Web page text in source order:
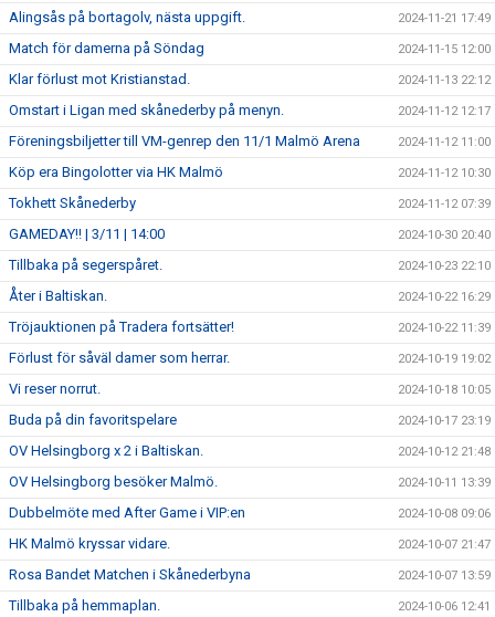
Alingsås på bortagolv, nästa uppgift. 2024-11-21 17:49
Match för damerna på Söndag 2024-11-15 12:00
Klar förlust mot Kristianstad. 2024-11-13 22:12
Omstart i Ligan med skånederby på menyn. 2024-11-12 12:17
Föreningsbiljetter till VM-genrep den 11/1 Malmö Arena 2024-11-12 11:00
Köp era Bingolotter via HK Malmö 2024-11-12 10:30
Tokhett Skånederby 2024-11-12 07:39
GAMEDAY!! | 3/11 | 14:00 2024-10-30 20:40
Tillbaka på segerspåret. 2024-10-23 22:10
Åter i Baltiskan. 2024-10-22 16:29
Tröjauktionen på Tradera fortsätter! 2024-10-22 11:39
Förlust för såväl damer som herrar. 2024-10-19 19:02
Vi reser norrut. 2024-10-18 10:05
Buda på din favoritspelare 2024-10-17 23:19
OV Helsingborg x 2 i Baltiskan. 2024-10-12 21:48
OV Helsingborg besöker Malmö. 2024-10-11 13:39
Dubbelmöte med After Game i VIP:en 2024-10-08 09:06
HK Malmö kryssar vidare. 2024-10-07 21:47
Rosa Bandet Matchen i Skånederbyna 2024-10-07 13:59
Tillbaka på hemmaplan. 2024-10-06 12:41